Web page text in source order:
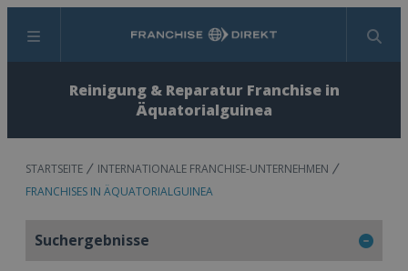
Menü Suchen
Reinigung & Reparatur Franchise in
Äquatorialguinea
STARTSEITE
INTERNATIONALE FRANCHISE-UNTERNEHMEN
FRANCHISES IN ÄQUATORIALGUINEA
Suchergebnisse